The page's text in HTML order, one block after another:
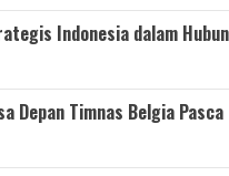
Indonesia dalam
Depan Timnas Belgia Pasca